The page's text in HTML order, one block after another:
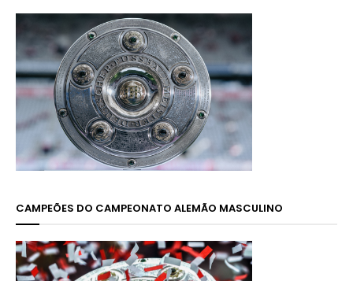
CAMPEÕES DO CAMPEONATO ALEMÃO MASCULINO